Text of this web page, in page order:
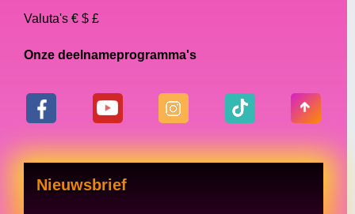
Valuta's € $ £
Onze deelnameprogramma's
Nieuwsbrief